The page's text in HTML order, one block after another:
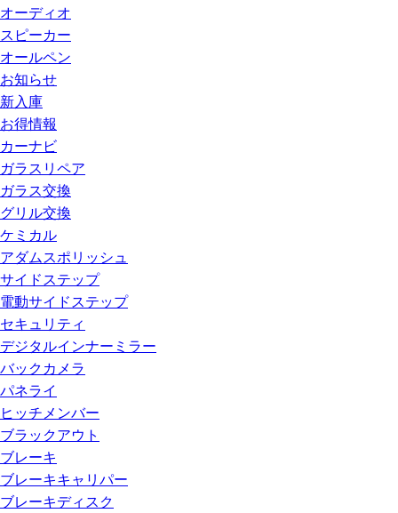
オーディオ
スピーカー
オールペン
お知らせ
新入庫
お得情報
カーナビ
ガラスリペア
ガラス交換
グリル交換
ケミカル
アダムスポリッシュ
サイドステップ
電動サイドステップ
セキュリティ
デジタルインナーミラー
バックカメラ
パネライ
ヒッチメンバー
ブラックアウト
ブレーキ
ブレーキキャリパー
ブレーキディスク